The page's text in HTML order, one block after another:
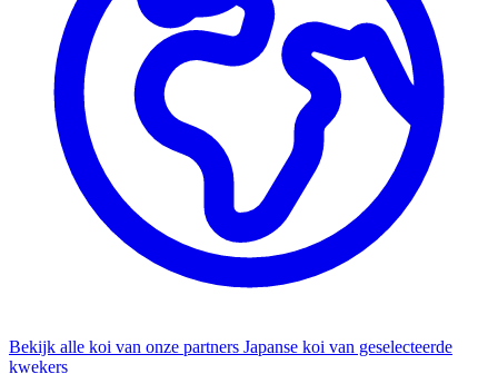
Bekijk alle koi van onze partners Japanse koi van geselecteerde
kwekers